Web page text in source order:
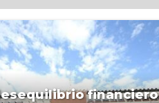
financiero